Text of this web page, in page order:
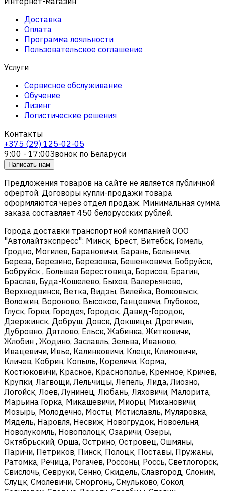
Доставка
Оплата
Программа лояльности
Пользовательское соглашение
Услуги
Сервисное обслуживание
Обучение
Лизинг
Логистические решения
Контакты
+375 (29) 125-02-05
9:00 - 17:00Звонок по Беларуси
Написать нам
Предложения товаров на сайте не является публичной
офертой. Договоры купли-продажи товара
оформляются через отдел продаж. Минимальная сумма
заказа составляет 450 белорусских рублей.
Города доставки транспортной компанией ООО
"Автолайтэкспресс": Минск, Брест, Витебск, Гомель,
Гродно, Могилев, Барановичи, Барань, Белыничи,
Береза, Березино, Березовка, Бешенковичи, Бобруйск,
Бобруйск , Большая Берестовица, Борисов, Брагин,
Браслав, Буда-Кошелево, Быхов, Валерьяново,
Верхнедвинск, Ветка, Видзы, Вилейка, Волковыск,
Воложин, Вороново, Высокое, Ганцевичи, Глубокое,
Глуск, Горки, Городея, Городок, Давид-Городок,
Дзержинск, Добруш, Довск, Докшицы, Дрогичин,
Дубровно, Дятлово, Ельск, Жабинка, Житковичи,
Жлобин , Жодино, Заславль, Зельва, Иваново,
Ивацевичи, Ивье, Калинковичи, Клецк, Климовичи,
Кличев, Кобрин, Копыль, Кореличи, Корма,
Костюковичи, Красное, Краснополье, Кремное, Кричев,
Крупки, Лагвощи, Лельчицы, Лепель, Лида, Лиозно,
Логойск, Лоев, Лунинец, Любань, Ляховичи, Малорита,
Марьина Горка, Микашевичи, Миоры, Михановичи,
Мозырь, Молодечно, Мосты, Мстиславль, Муляровка,
Мядель, Наровля, Несвиж, Новогрудок, Новоельня,
Новолукомль, Новополоцк, Озаричи, Озеры,
Октябрьский, Орша, Острино, Островец, Ошмяны,
Паричи, Петриков, Пинск, Полоцк, Поставы, Пружаны,
Ратомка, Речица, Рогачев, Россоны, Россь, Светлогорск,
Свислочь, Севруки, Сенно, Скидель, Славгород, Слоним,
Слуцк, Смолевичи, Сморгонь, Смульково, Сокол,